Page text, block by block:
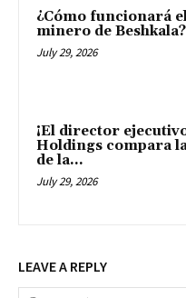
¿Cómo funcionará
minero de Beshkala?
July 29, 2026
¡El director
Holdings compara
de la...
July 29, 2026
LEAVE A REPLY